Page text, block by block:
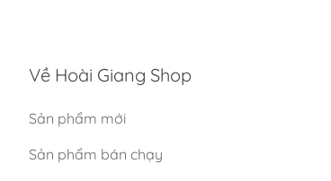
Về Hoài Giang Shop
Sản phẩm mới
Sản phẩm bán chạy